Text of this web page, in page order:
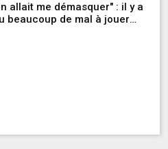
allait me démasquer" : il y a
beaucoup de mal à jouer
d'espionnage noté 4 sur 5